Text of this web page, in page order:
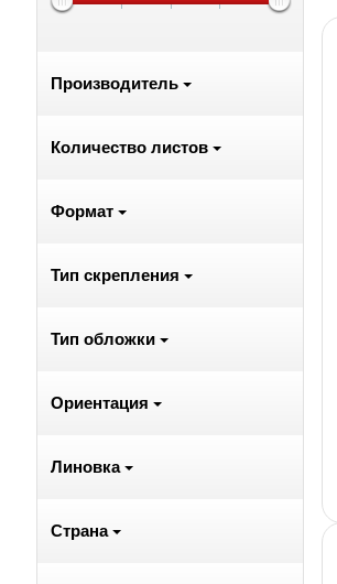
Производитель
Количество листов
Формат
Тип скрепления
Тип обложки
Ориентация
Линовка
Страна